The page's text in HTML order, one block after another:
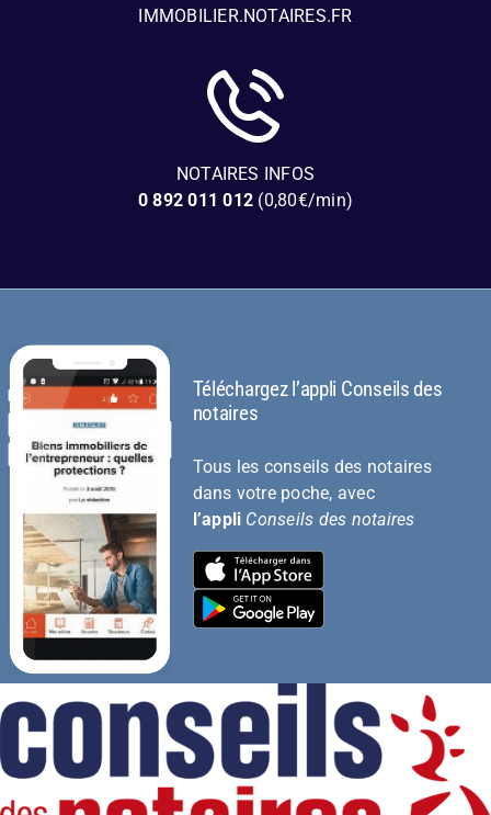
IMMOBILIER.NOTAIRES.FR
NOTAIRES INFOS
0 892 011 012 (0,80€/min)
Téléchargez l’appli Conseils des
notaires
Tous les conseils des notaires
dans votre poche, avec
l’appli Conseils des notaires